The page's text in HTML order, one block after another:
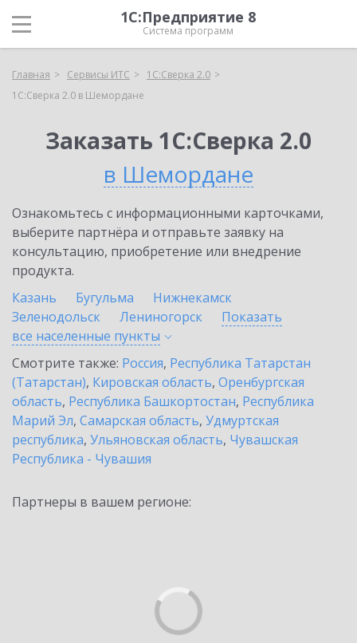
1С:Предприятие 8
Система программ
Главная Сервисы ИТС
1С:Сверка 2.0
1С:Сверка 2.0 в Шемордане
Заказать 1С:Сверка 2.0
в Шемордане
Ознакомьтесь с информационными карточками,
выберите партнёра и отправьте заявку на
консультацию, приобретение или внедрение
продукта.
Казань
Бугульма
Нижнекамск
Зеленодольск
Лениногорск
Показать
все населенные пункты
Смотрите также: Россия, Республика Татарстан
(Татарстан), Кировская область, Оренбургская
область, Республика Башкортостан, Республика
Марий Эл, Самарская область, Удмуртская
республика, Ульяновская область, Чувашская
Республика - Чувашия
Партнеры в вашем регионе: